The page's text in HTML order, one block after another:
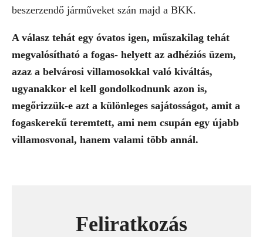
beszerzendő járműveket szán majd a BKK.
A válasz tehát egy óvatos igen, műszakilag tehát
megvalósítható a fogas- helyett az adhéziós üzem,
azaz a belvárosi villamosokkal való kiváltás,
ugyanakkor el kell gondolkodnunk azon is,
megőrizzük-e azt a különleges sajátosságot, amit a
fogaskerekű teremtett, ami nem csupán egy újabb
villamosvonal, hanem valami több annál.
Feliratkozás